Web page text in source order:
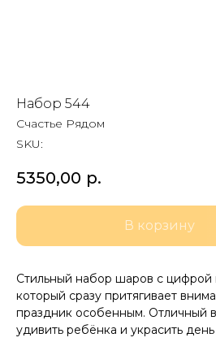
Набор 544
Счастье Рядом
SKU:
5350,00 р.
В корзину
Стильный набор шаров с
который сразу притягивает
праздник особенным. Отличный
удивить ребёнка и украсить